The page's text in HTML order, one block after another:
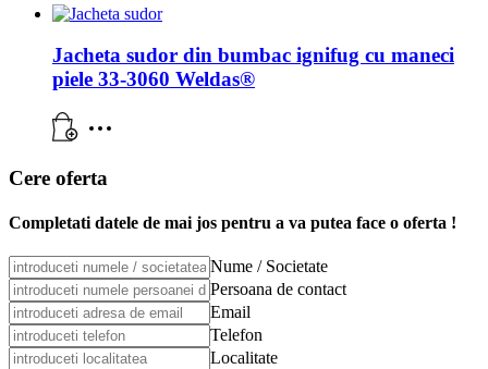
Jacheta sudor din bumbac ignifug cu maneci
piele 33-3060 Weldas®
Cere oferta
Completati datele de mai jos pentru a va putea face o oferta !
Nume / Societate
Persoana de contact
Email
Telefon
Localitate